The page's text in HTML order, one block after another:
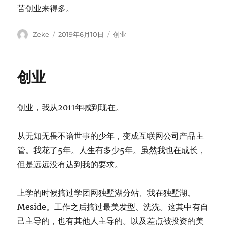
苦创业来得多。
Author
Zeke
Posted
2019年6月10日 Categories
创业
创业
创业，我从2011年喊到现在。
从无知无畏不谙世事的少年，变成互联网公司产品主
管。我花了5年。人生有多少5年。虽然我也在成长，
但是远远没有达到我的要求。
上学的时候搞过学团网独墅湖分站、我在独墅湖、
Meside。工作之后搞过最美发型、洗洗。这其中有自
己主导的，也有其他人主导的。以及差点被投资的美